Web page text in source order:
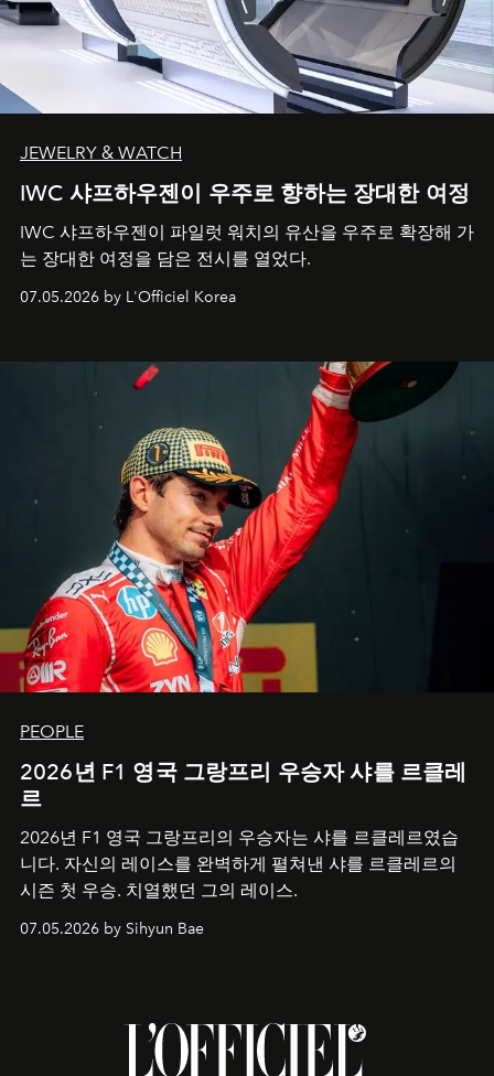
JEWELRY & WATCH
IWC 샤프하우젠이 우주로 향하는 장대한 여정
IWC 샤프하우젠이 파일럿 워치의 유산을 우주로 확장해 가
는 장대한 여정을 담은 전시를 열었다.
07.05.2026 by L'Officiel Korea
PEOPLE
2026년 F1 영국 그랑프리 우승자 샤를 르클레
르
2026년 F1 영국 그랑프리의 우승자는 샤를 르클레르였습
니다. 자신의 레이스를 완벽하게 펼쳐낸 샤를 르클레르의
시즌 첫 우승. 치열했던 그의 레이스.
07.05.2026 by Sihyun Bae